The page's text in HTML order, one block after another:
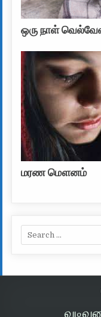
ஒரு நாள்
மரண மௌனம்
Search for: